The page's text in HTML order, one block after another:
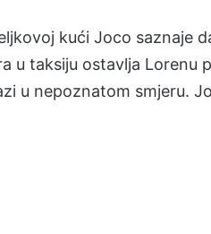
kući Joco saznaje
u taksiju ostavlja Lorenu
u nepoznatom smjeru.